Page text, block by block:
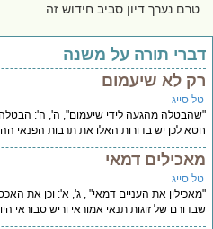
טרם נערך דיון סביב חידוש זה
תורה על משנה
לא שיעמום
סייג
מהגעה לידי שיעמום", ה', ה': הבטלה
לכן יש בדורות האלו את תרבות הפנאי
דמאי
סייג
את העניים דמאי" , ג', א': וכן את
של זוגות תנאי אמוראי וריש סבוראי היו